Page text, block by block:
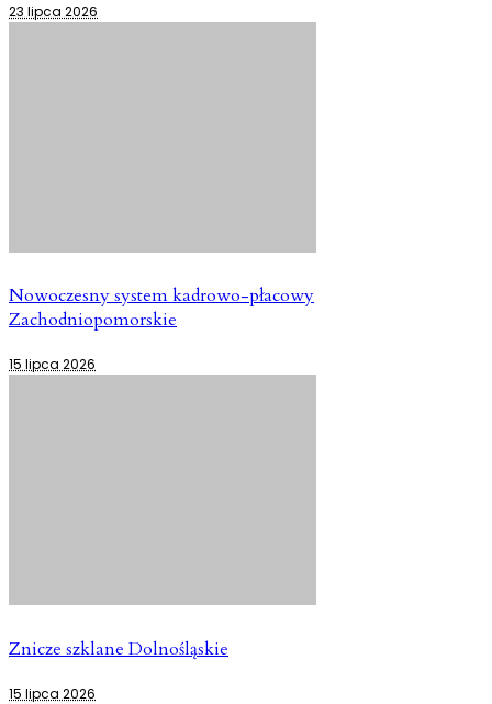
23 lipca 2026
Nowoczesny system kadrowo-płacowy
Zachodniopomorskie
15 lipca 2026
Znicze szklane Dolnośląskie
15 lipca 2026